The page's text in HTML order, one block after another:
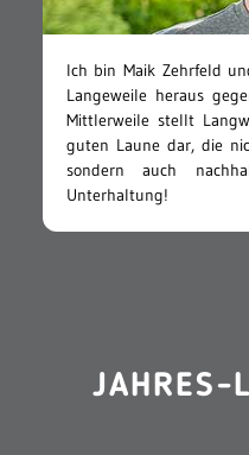
Ich bin Maik Zehrfeld
Langeweile heraus
Mittlerweile stellt
guten Laune dar, die
sondern auch
Unterhaltung!
JAHRES-